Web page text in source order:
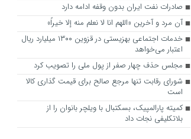
صادرات نفت ایران بدون وقفه ادامه دارد
آن مرد و آخرین «اللهم انا لا نعلم منه إلا خیراً»
خدمات اجتماعی بهزیستی در قزوین ۱۳۰۰ میلیارد ریال
اعتبار می‌خواهد
مجلس حذف چهار صفر از پول ملی را تصویب کرد
شورای رقابت تنها مرجع صالح برای قیمت گذاری کالا
است
کمیته پارالمپیک، بسکتبال با ویلچر بانوان را از
بلاتکلیفی نجات داد